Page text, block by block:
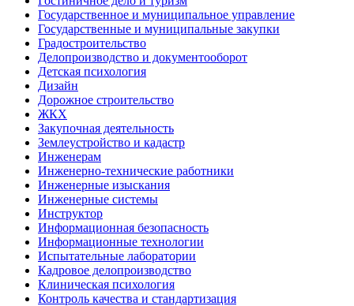
Государственное и муниципальное управление
Государственные и муниципальные закупки
Градостроительство
Делопроизводство и документооборот
Детская психология
Дизайн
Дорожное строительство
ЖКХ
Закупочная деятельность
Землеустройство и кадастр
Инженерам
Инженерно-технические работники
Инженерные изыскания
Инженерные системы
Инструктор
Информационная безопасность
Информационные технологии
Испытательные лаборатории
Кадровое делопроизводство
Клиническая психология
Контроль качества и стандартизация